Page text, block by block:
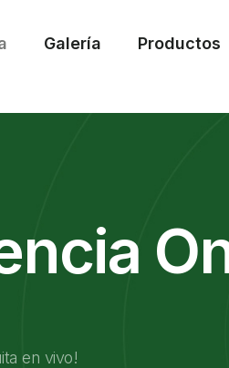
Galería Productos
en vivo!